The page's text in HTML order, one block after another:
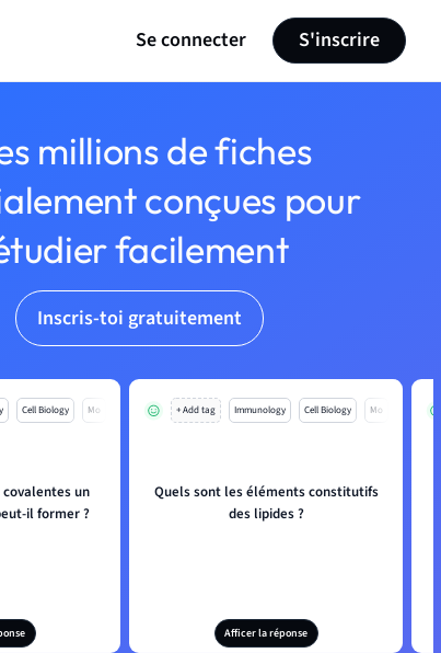
Se connecter S'inscrire
millions de fiches
conçues pour
facilement
Inscris-toi gratuitement
Cell Biology Mo
covalentes un
il former ?
+ Add tag Immunology Cell Biology Mo
Quels sont les éléments constitutifs
des lipides ?
Afficer la réponse